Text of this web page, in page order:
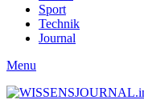
Sport
Technik
Journal
Menu